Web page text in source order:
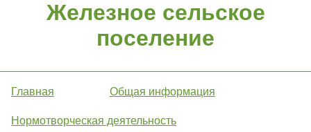
Железное сельское
поселение
Главная Общая информация
Нормотворческая деятельность